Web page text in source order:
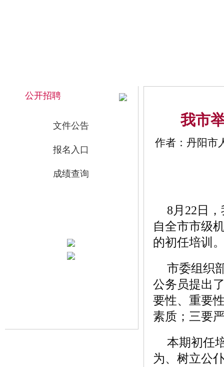
公开招聘
文件公告
报名入口
成绩查询
我市
作者：丹阳市
8月22日
自全市市级
的初任培训
市委组织
公务员提出
要性、重要
素质；三要
本期初任
为、树立公